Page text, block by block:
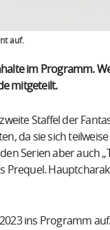
auf.
im Programm.
mitgeteilt.
Staffel der
da sie sich
Serien aber auch
Prequel.
ins Programm